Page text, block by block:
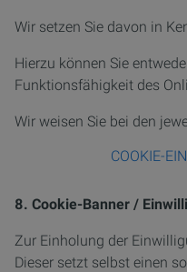
Wir setzen Sie davon in
Hierzu können Sie
Funktionsfähigkeit des
Wir weisen Sie bei den
COOKIE-
8. Cookie-Banner /
Zur Einholung der
Dieser setzt selbst einen